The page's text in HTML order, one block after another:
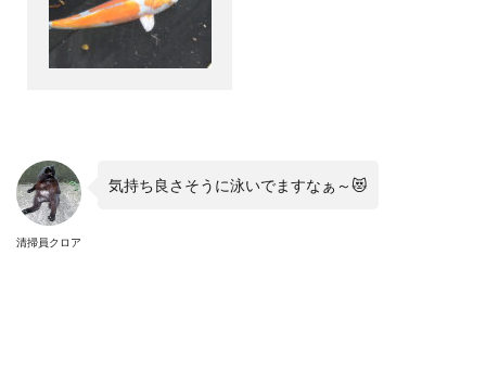
清掃員クロア
気持ち良さそうに泳いでますなぁ～😻